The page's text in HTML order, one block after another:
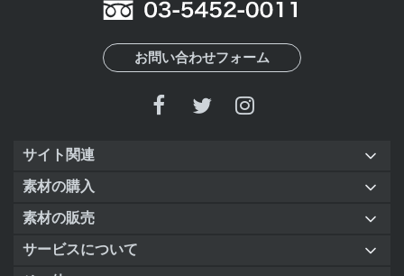
お問い合わせフォーム
サイト関連
素材の購入
素材の販売
サービスについて